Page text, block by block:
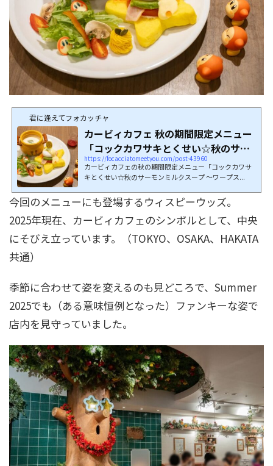
君に逢えてフォカッチャ
カービィカフェ 秋の期間限定メニュー
「コックカワサキとくせい☆秋のサー
モンミル...
https://focacciatomeetyou.com/post-43960
カービィカフェの秋の期間限定メニュー「コックカワサ
キとくせい☆秋のサーモンミルクスープ ～ワープス...
今回のメニューにも登場するウィスピーウッズ。
2025年現在、カービィカフェのシンボルとして、中央
にそびえ立っています。（TOKYO、OSAKA、HAKATA
共通）
季節に合わせて姿を変えるのも見どころで、Summer
2025でも（ある意味恒例となった）ファンキーな姿で
店内を見守っていました。